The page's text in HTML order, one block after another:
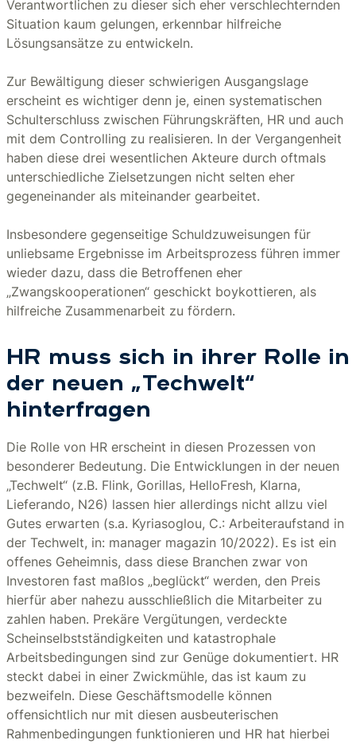
Verantwortlichen zu dieser sich eher verschlechternden
Situation kaum gelungen, erkennbar hilfreiche
Lösungsansätze zu entwickeln.
Zur Bewältigung dieser schwierigen Ausgangslage
erscheint es wichtiger denn je, einen systematischen
Schulterschluss zwischen Führungskräften, HR und auch
mit dem Controlling zu realisieren. In der Vergangenheit
haben diese drei wesentlichen Akteure durch oftmals
unterschiedliche Zielsetzungen nicht selten eher
gegeneinander als miteinander gearbeitet.
Insbesondere gegenseitige Schuldzuweisungen für
unliebsame Ergebnisse im Arbeitsprozess führen immer
wieder dazu, dass die Betroffenen eher
„Zwangskooperationen“ geschickt boykottieren, als
hilfreiche Zusammenarbeit zu fördern.
HR muss sich in ihrer Rolle in
der neuen „Techwelt“
hinterfragen
Die Rolle von HR erscheint in diesen Prozessen von
besonderer Bedeutung. Die Entwicklungen in der neuen
„Techwelt“ (z.B. Flink, Gorillas, HelloFresh, Klarna,
Lieferando, N26) lassen hier allerdings nicht allzu viel
Gutes erwarten (s.a. Kyriasoglou, C.: Arbeiteraufstand in
der Techwelt, in: manager magazin 10/2022). Es ist ein
offenes Geheimnis, dass diese Branchen zwar von
Investoren fast maßlos „beglückt“ werden, den Preis
hierfür aber nahezu ausschließlich die Mitarbeiter zu
zahlen haben. Prekäre Vergütungen, verdeckte
Scheinselbstständigkeiten und katastrophale
Arbeitsbedingungen sind zur Genüge dokumentiert. HR
steckt dabei in einer Zwickmühle, das ist kaum zu
bezweifeln. Diese Geschäftsmodelle können
offensichtlich nur mit diesen ausbeuterischen
Rahmenbedingungen funktionieren und HR hat hierbei